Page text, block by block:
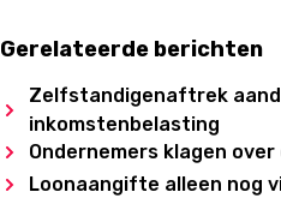
Gerelateerde berichten
Zelfstandigenaftrek
inkomstenbelasting
Ondernemers klagen over
Loonaangifte alleen nog